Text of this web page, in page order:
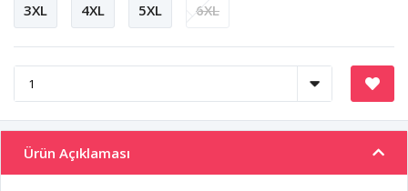
3XL 4XL 5XL 6XL
Ürün Açıklaması